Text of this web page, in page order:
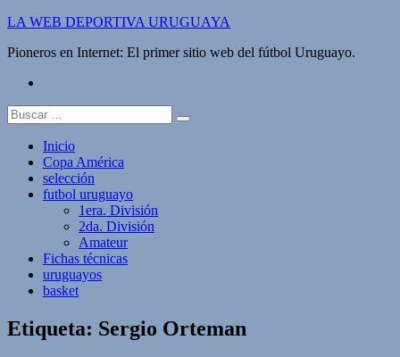
Saltar
contenido
LA WEB DEPORTIVA URUGUAYA
Pioneros en Internet: El primer sitio web del fútbol Uruguayo.
Buscar:
Inicio
Copa América
selección
futbol uruguayo
1era. División
2da. División
Amateur
Fichas técnicas
uruguayos
basket
Etiqueta: Sergio Orteman